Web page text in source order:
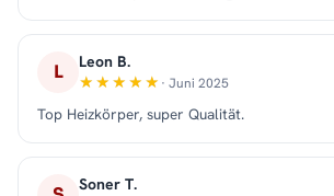
L Leon B.
· Juni 2025
Top Heizkörper, super Qualität.
Soner T.